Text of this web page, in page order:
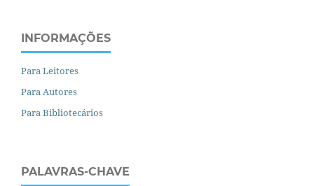
INFORMAÇÕES
Para Leitores
Para Autores
Para Bibliotecários
PALAVRAS-CHAVE